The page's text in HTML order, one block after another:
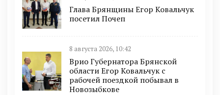
Глава Брянщины Егор Ковальчук
посетил Почеп
8 августа 2026, 10:42
Врио Губернатора Брянской
области Егор Ковальчук с
рабочей поездкой побывал в
Новозыбкове